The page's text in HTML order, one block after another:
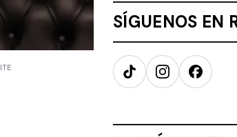
SÍGUENOS EN
TikTokInstagramFacebook